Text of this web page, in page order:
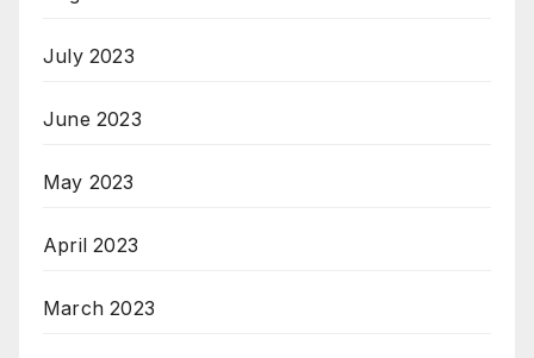
July 2023
June 2023
May 2023
April 2023
March 2023